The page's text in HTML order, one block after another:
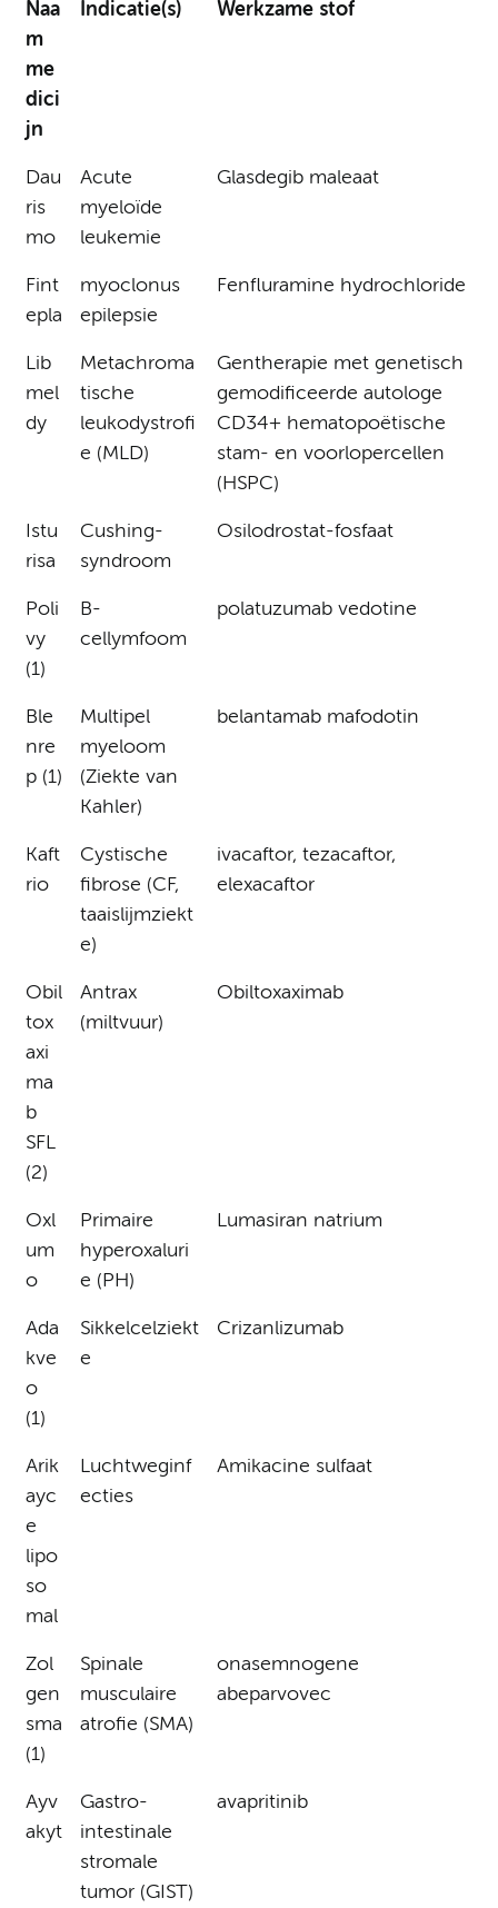
Naa
m
me
dici
jn
Indicatie(s) Werkzame stof
Dau
ris
mo
Acute
myeloïde
leukemie
Glasdegib maleaat
Fint
epla
myoclonus
epilepsie
Fenfluramine hydrochloride
Lib
mel
dy
Metachroma
tische
leukodystrofi
e (MLD)
Gentherapie met genetisch
gemodificeerde autologe
CD34+ hematopoëtische
stam- en voorlopercellen
(HSPC)
Istu
risa
Cushing-
syndroom
Osilodrostat-fosfaat
Poli
vy
(1)
B-
cellymfoom
polatuzumab vedotine
Ble
nre
p (1)
Multipel
myeloom
(Ziekte van
Kahler)
belantamab mafodotin
Kaft
rio
Cystische
fibrose (CF,
taaislijmziekt
e)
ivacaftor, tezacaftor,
elexacaftor
Obil
tox
axi
ma
b
SFL
(2)
Antrax
(miltvuur)
Obiltoxaximab
Oxl
um
o
Primaire
hyperoxaluri
e (PH)
Lumasiran natrium
Ada
kve
o
(1)
Sikkelcelziekt
e
Crizanlizumab
Arik
ayc
e
lipo
so
mal
Luchtweginf
ecties
Amikacine sulfaat
Zol
gen
sma
(1)
Spinale
musculaire
atrofie (SMA)
onasemnogene
abeparvovec
Ayv
akyt
Gastro-
intestinale
stromale
tumor (GIST)
avapritinib